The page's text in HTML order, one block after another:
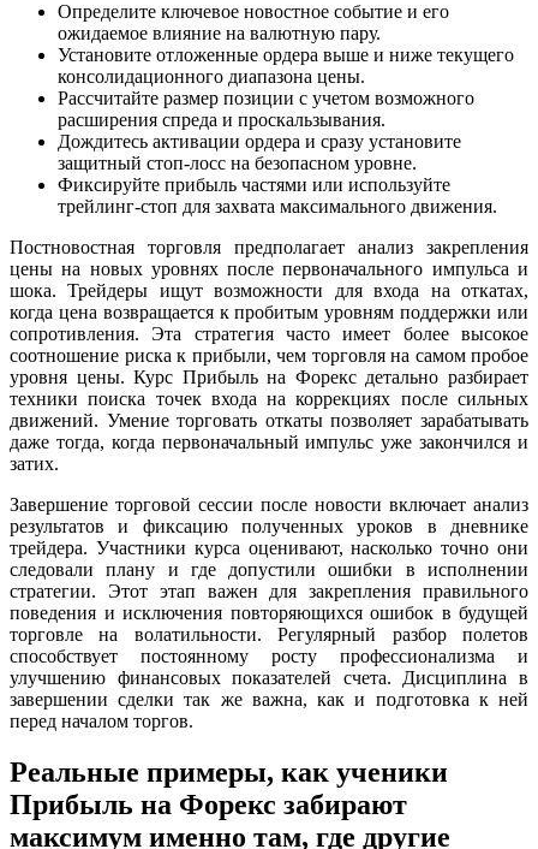
Определите ключевое новостное событие и его
ожидаемое влияние на валютную пару.
Установите отложенные ордера выше и ниже текущего
консолидационного диапазона цены.
Рассчитайте размер позиции с учетом возможного
расширения спреда и проскальзывания.
Дождитесь активации ордера и сразу установите
защитный стоп-лосс на безопасном уровне.
Фиксируйте прибыль частями или используйте
трейлинг-стоп для захвата максимального движения.
Постновостная торговля предполагает анализ закрепления
цены на новых уровнях после первоначального импульса и
шока. Трейдеры ищут возможности для входа на откатах,
когда цена возвращается к пробитым уровням поддержки или
сопротивления. Эта стратегия часто имеет более высокое
соотношение риска к прибыли, чем торговля на самом пробое
уровня цены. Курс Прибыль на Форекс детально разбирает
техники поиска точек входа на коррекциях после сильных
движений. Умение торговать откаты позволяет зарабатывать
даже тогда, когда первоначальный импульс уже закончился и
затих.
Завершение торговой сессии после новости включает анализ
результатов и фиксацию полученных уроков в дневнике
трейдера. Участники курса оценивают, насколько точно они
следовали плану и где допустили ошибки в исполнении
стратегии. Этот этап важен для закрепления правильного
поведения и исключения повторяющихся ошибок в будущей
торговле на волатильности. Регулярный разбор полетов
способствует постоянному росту профессионализма и
улучшению финансовых показателей счета. Дисциплина в
завершении сделки так же важна, как и подготовка к ней
перед началом торгов.
Реальные примеры, как ученики
Прибыль на Форекс забирают
максимум именно там, где другие